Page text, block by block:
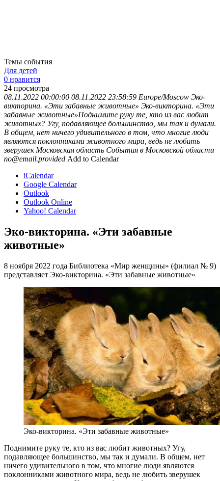
Темы события
Для детей
0 нравится
24 просмотра
08.11.2022 00:00:00 08.11.2022 23:58:59 Europe/Moscow Эко-
викторина. «Эти забавные животные» Эко-викторина. «Эти
забавные животные»Поднимите руку те, кто из вас любит
животных? Угу, подавляющее большинство, мы так и думали.
В общем, нет ничего удивительного в том, что многие люди
являются поклонниками животного мира, ведь не любить
зверушек Московская область События в Московской области
no@email.provided Add to Calendar
iCalendar
Google Calendar
Outlook
Outlook Online
Yahoo! Calendar
Эко-викторина. «Эти забавные
животные»
8 ноября 2022 года Библиотека «Мир женщины» (филиал № 9)
представляет Эко-викторина. «Эти забавные животные»
Эко-викторина. «Эти забавные животные»
Поднимите руку те, кто из вас любит животных? Угу,
подавляющее большинство, мы так и думали. В общем, нет
ничего удивительного в том, что многие люди являются
поклонниками животного мира, ведь не любить зверушек